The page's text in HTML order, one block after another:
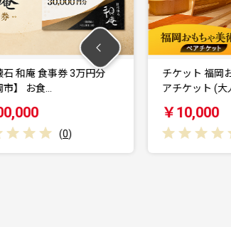
事券 3万円分
…
0 )
チケット 福岡おもちゃ
アチケット (大人…
￥10,000
0 )